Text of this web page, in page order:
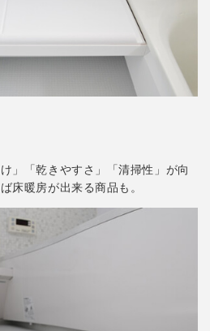
」「乾きやすさ」「清掃性」が向
床暖房が出来る商品も。